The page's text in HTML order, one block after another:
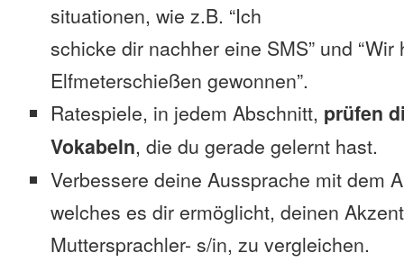
situationen, wie z.B. “Ich
schicke dir nachher eine SMS” und
Elfmeterschießen gewonnen”.
Ratespiele, in jedem Abschnitt, prüfen
Vokabeln, die du gerade gelernt hast.
Verbessere deine Aussprache mit dem
welches es dir ermöglicht, deinen
Muttersprachler- s/in, zu vergleichen.